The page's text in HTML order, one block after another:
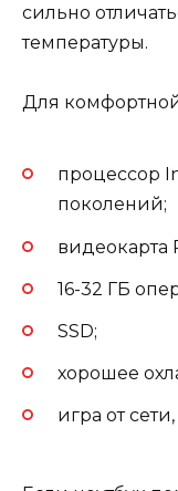
сильно
температуры.
Для
процессор
поколений;
видеокарта
16-32 ГБ
SSD;
хорошее
игра от